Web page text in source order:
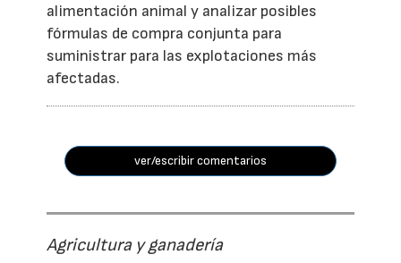
alimentación animal y analizar posibles
fórmulas de compra conjunta para
suministrar para las explotaciones más
afectadas.
ver/escribir comentarios
Agricultura y ganadería